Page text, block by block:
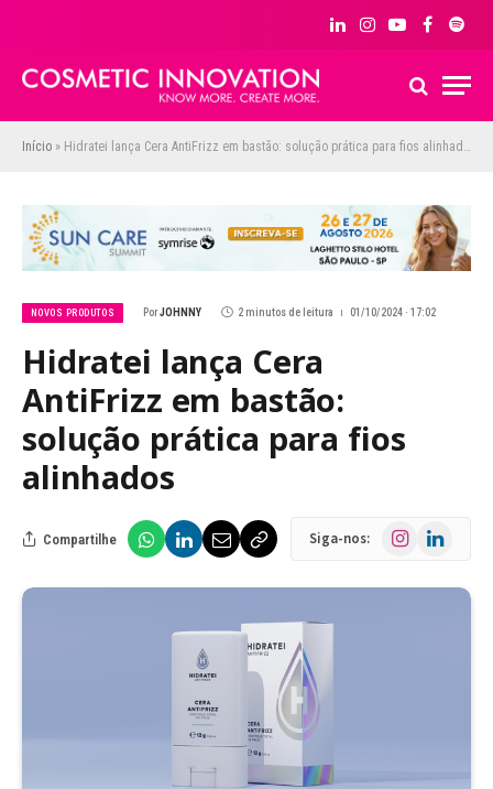
LinkedInInstagram
YouTubeFacebook
Início » Hidratei lança Cera AntiFrizz em bastão: solução prática para fios alinhados
NOVOS PRODUTOS PorJOHNNY 2 minutos de leitura 01/10/2024 · 17:02
Hidratei lança Cera
AntiFrizz em bastão:
solução prática para fios
alinhados
Compartilhe Siga-nos: InstagramLinkedIn